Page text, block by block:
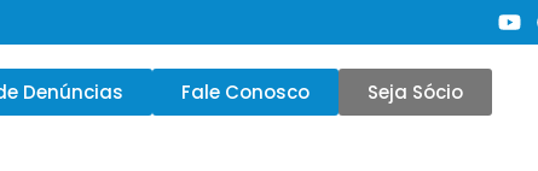
Denúncias Fale Conosco Seja Sócio